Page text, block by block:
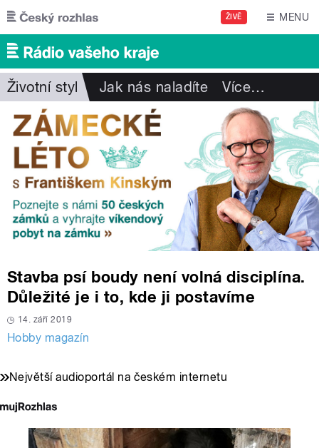
Přejít k hlavnímu obsahu
ŽIVĚ MENU
Životní styl Jak nás naladíte Více…
Stavba psí boudy není volná disciplína.
Důležité je i to, kde ji postavíme
14. září 2019
Hobby magazín
Největší audioportál na českém internetu